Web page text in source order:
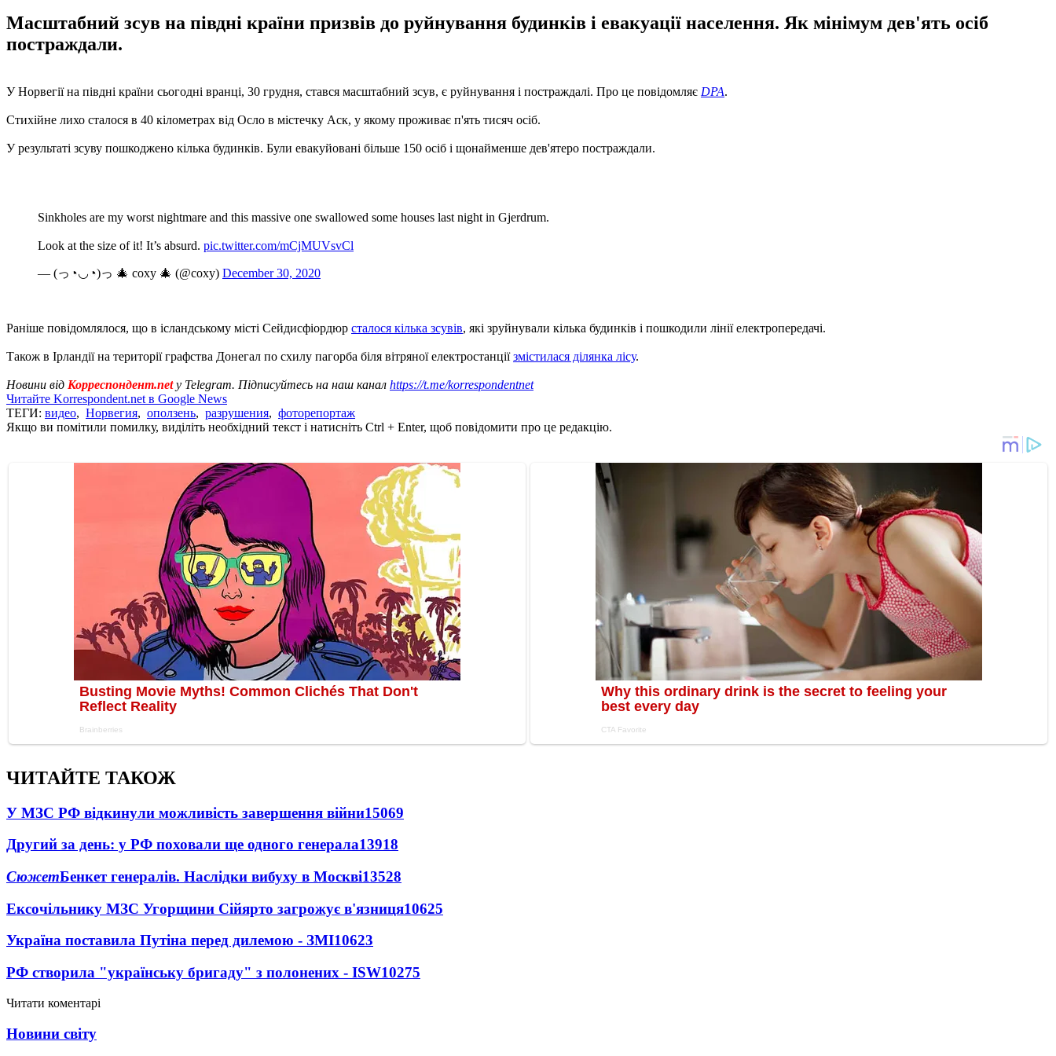
Масштабний зсув на півдні країни призвів до руйнування будинків і евакуації населення. Як мінімум дев'ять осіб
постраждали.
У Норвегії на півдні країни сьогодні вранці, 30 грудня, стався масштабний зсув, є руйнування і постраждалі. Про це повідомляє DPA.
Стихійне лихо сталося в 40 кілометрах від Осло в містечку Аск, у якому проживає п'ять тисяч осіб.
У результаті зсуву пошкоджено кілька будинків. Були евакуйовані більше 150 осіб і щонайменше дев'ятеро постраждали.
Sinkholes are my worst nightmare and this massive one swallowed some houses last night in Gjerdrum.
Look at the size of it! It’s absurd. pic.twitter.com/mCjMUVsvCl
— (っ◔◡◔)っ 🎄 coxy 🎄 (@coxy) December 30, 2020
Раніше повідомлялося, що в ісландському місті Сейдисфіордюр сталося кілька зсувів, які зруйнували кілька будинків і пошкодили лінії електропередачі.
Також в Ірландії на території графства Донегал по схилу пагорба біля вітряної електростанціїзмістилася ділянка лісу.
Новини від Корреспондент.netу Telegram. Підписуйтесь на наш канал https://t.me/korrespondentnet
Читайте Korrespondent.net в Google News
ТЕГИ: видео, Норвегия, оползень, разрушения, фоторепортаж
Якщо ви помітили помилку, виділіть необхідний текст і натисніть Ctrl + Enter, щоб повідомити про це редакцію.
ЧИТАЙТЕ ТАКОЖ
У МЗС РФ відкинули можливість завершення війни15069
Другий за день: у РФ поховали ще одного генерала13918
СюжетБенкет генералів. Наслідки вибуху в Москві13528
Ексочільнику МЗС Угорщини Сійярто загрожує в'язниця10625
Україна поставила Путіна перед дилемою - ЗМІ10623
РФ створила "українську бригаду" з полонених - ISW10275
Читати коментарі
Новини світу